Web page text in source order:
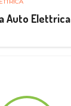
Auto Elettrica